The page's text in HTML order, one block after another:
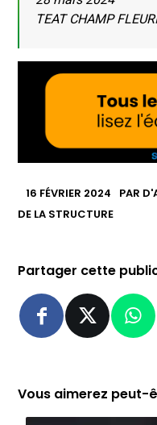
TEAT CHAMP
16 FÉVRIER 2024 PAR
DE LA STRUCTURE
Partager cette
Vous aimerez peut-